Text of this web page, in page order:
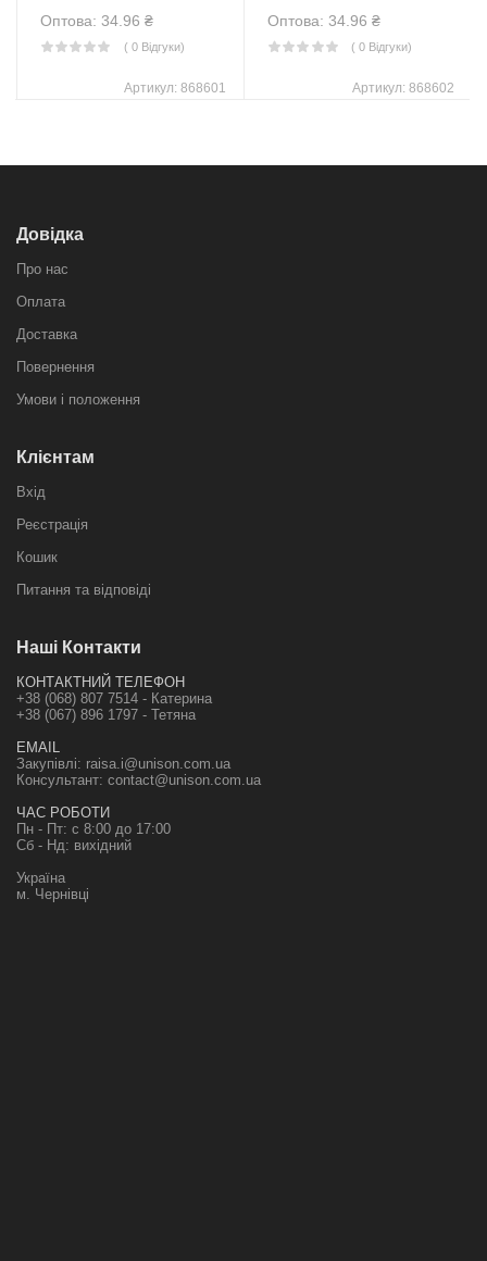
Оптова: 34.96 ₴
( 0 Відгуки)
Артикул: 868601
Оптова: 34.96 ₴
( 0 Відгуки)
Артикул: 868602
Довідка
Про нас
Оплата
Доставка
Повернення
Умови і положення
Клієнтам
Вхід
Реєстрація
Кошик
Питання та відповіді
Наші Контакти
КОНТАКТНИЙ ТЕЛЕФОН
+38 (068) 807 7514 - Катерина
+38 (067) 896 1797 - Тетяна
EMAIL
Закупівлі: raisa.i@unison.com.ua
Консультант: contact@unison.com.ua
ЧАС РОБОТИ
Пн - Пт: с 8:00 до 17:00
Сб - Нд: вихідний
Україна
м. Чернівці